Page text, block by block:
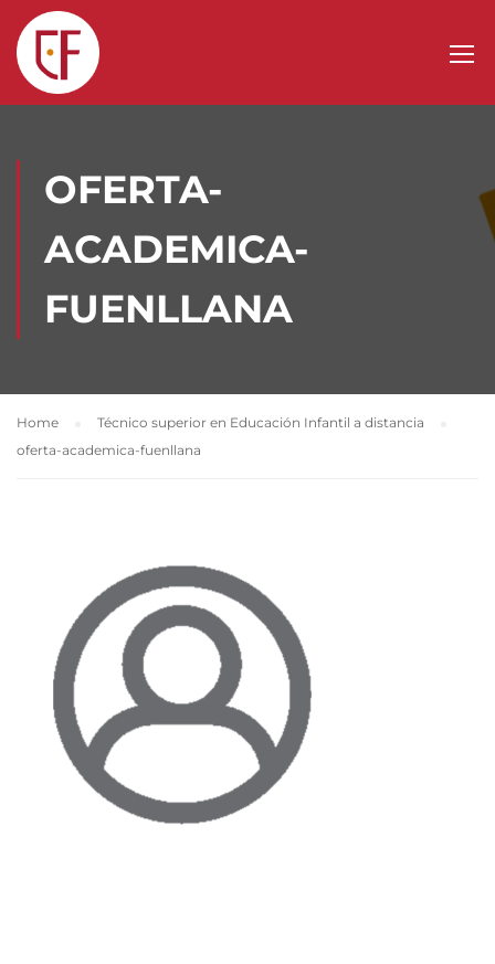
OFERTA-
ACADEMICA-
FUENLLANA
Home
Técnico superior en Educación Infantil a distancia
oferta-academica-fuenllana